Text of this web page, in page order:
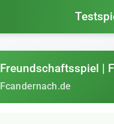
Freundschaftsspiel |
Fcandernach.de